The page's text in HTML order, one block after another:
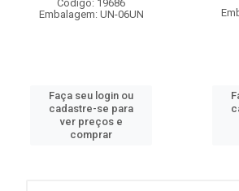
Código: 19686
Embalagem: UN-06UN
Faça seu login ou
cadastre-se para
ver preços e
comprar